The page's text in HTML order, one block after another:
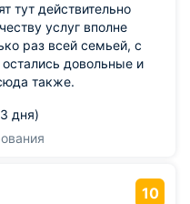
тут действительно
услуг вполне
раз всей семьей, с
довольные и
также.
дня)
10